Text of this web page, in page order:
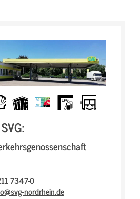
UTA BrummiCardLPG
LKW-
freundlich
7347-0
nordrhein.de